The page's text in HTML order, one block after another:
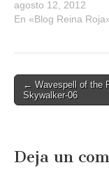
una experiencia OVNI
2000 en Palenque, mi
agosto 12, 2012
En «Blog Reina
Post
navigation
← Wavespell of the
Skywalker-06
Deja un